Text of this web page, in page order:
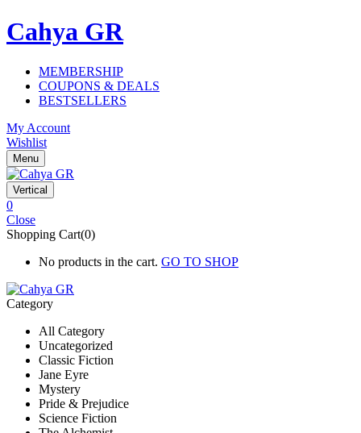
Cahya GR
MEMBERSHIP
COUPONS & DEALS
BESTSELLERS
My Account
Wishlist
Menu
Vertical
0
Close
Shopping Cart(0)
No products in the cart. GO TO SHOP
Category
All Category
Uncategorized
Classic Fiction
Jane Eyre
Mystery
Pride & Prejudice
Science Fiction